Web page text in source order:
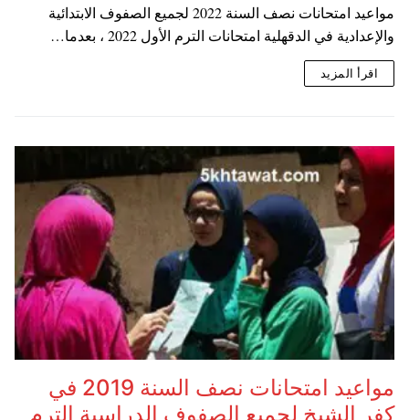
مواعيد امتحانات نصف السنة 2022 لجميع الصفوف الابتدائية
والإعدادية في الدقهلية امتحانات الترم الأول 2022 ، بعدما…
اقرأ المزيد
مواعيد امتحانات نصف السنة 2019 في
كفر الشيخ لجميع الصفوف الدراسية الترم